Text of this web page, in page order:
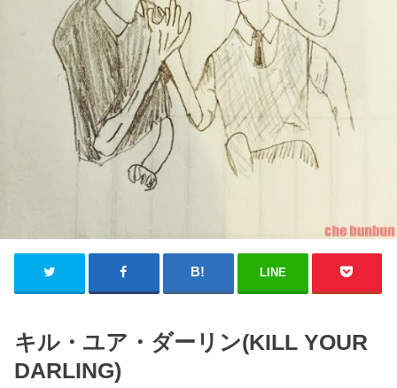
LINE
キル・ユア・ダーリン(KILL YOUR
DARLING)